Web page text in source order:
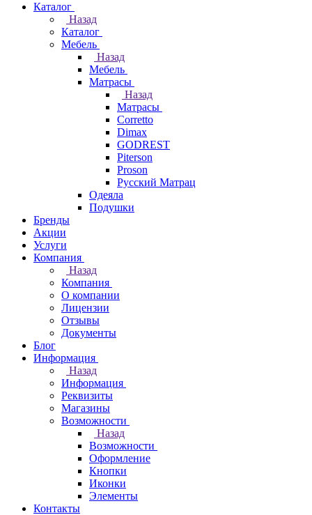
Каталог
Назад
Каталог
Мебель
Назад
Мебель
Матрасы
Назад
Матрасы
Corretto
Dimax
GODREST
Piterson
Proson
Русский Матрац
Одеяла
Подушки
Бренды
Акции
Услуги
Компания
Назад
Компания
О компании
Лицензии
Отзывы
Документы
Блог
Информация
Назад
Информация
Реквизиты
Магазины
Возможности
Назад
Возможности
Оформление
Кнопки
Иконки
Элементы
Контакты